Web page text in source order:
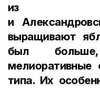
из
и
выращивают
был
мелиоративные
типа. Их